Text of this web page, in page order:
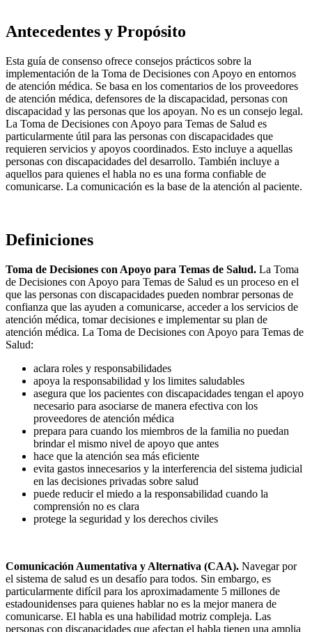
Antecedentes y Propósito
Esta guía de consenso ofrece consejos prácticos sobre la
implementación de la Toma de Decisiones con Apoyo en entornos
de atención médica. Se basa en los comentarios de los proveedores
de atención médica, defensores de la discapacidad, personas con
discapacidad y las personas que los apoyan. No es un consejo legal.
La Toma de Decisiones con Apoyo para Temas de Salud es
particularmente útil para las personas con discapacidades que
requieren servicios y apoyos coordinados. Esto incluye a aquellas
personas con discapacidades del desarrollo. También incluye a
aquellos para quienes el habla no es una forma confiable de
comunicarse. La comunicación es la base de la atención al paciente.
Definiciones
Toma de Decisiones con Apoyo para Temas de Salud. La Toma
de Decisiones con Apoyo para Temas de Salud es un proceso en el
que las personas con discapacidades pueden nombrar personas de
confianza que las ayuden a comunicarse, acceder a los servicios de
atención médica, tomar decisiones e implementar su plan de
atención médica. La Toma de Decisiones con Apoyo para Temas de
Salud:
aclara roles y responsabilidades
apoya la responsabilidad y los limites saludables
asegura que los pacientes con discapacidades tengan el apoyo
necesario para asociarse de manera efectiva con los
proveedores de atención médica
prepara para cuando los miembros de la familia no puedan
brindar el mismo nivel de apoyo que antes
hace que la atención sea más eficiente
evita gastos innecesarios y la interferencia del sistema judicial
en las decisiones privadas sobre salud
puede reducir el miedo a la responsabilidad cuando la
comprensión no es clara
protege la seguridad y los derechos civiles
Comunicación Aumentativa y Alternativa (CAA). Navegar por
el sistema de salud es un desafío para todos. Sin embargo, es
particularmente difícil para los aproximadamente 5 millones de
estadounidenses para quienes hablar no es la mejor manera de
comunicarse. El habla es una habilidad motriz compleja. Las
personas con discapacidades que afectan el habla tienen una amplia